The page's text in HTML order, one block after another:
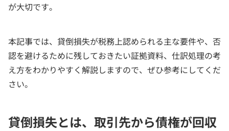
が大切です。
本記事では、貸倒損失が税務上認められる主な要件や、否
認を避けるために残しておきたい証拠資料、仕訳処理の考
え方をわかりやすく解説しますので、ぜひ参考にしてくだ
さい。
貸倒損失とは、取引先から債権が回収